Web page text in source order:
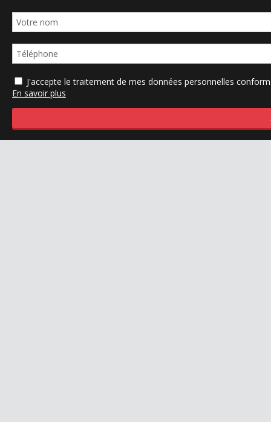
J'accepte le traitement de mes données personnelles
En savoir plus